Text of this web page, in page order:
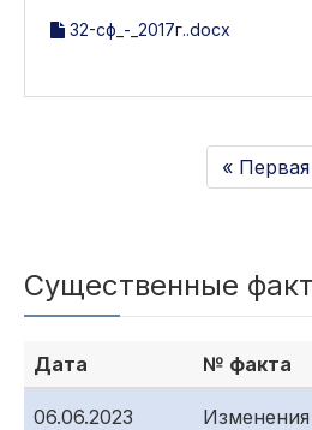
32-сф_-_2017г..docx
« Первая
Существенные
Дата № факта
06.06.2023